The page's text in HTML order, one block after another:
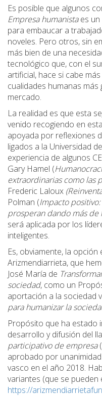
Es posible que algunos
Empresa humanistaes
para embaucar a
noveles. Pero otros, sin
más bien de una
tecnológico que, con el
artificial, hace si cabe
cualidades humanas
mercado.
La realidad es que esta
venido recogiendo en
apoyada por reflexiones
ligados a la Universidad
experiencia de algunos
Gary Hamel (
extraordinarias como las
Frederic Laloux
Polman (Impacto
prosperan dando más
será aplicada por los
inteligentes.
Es, obviamente, la
Arizmendiarrieta, que
José María de
sociedad, como un
aportación a la sociedad
para humanizar la
Propósito que ha estado
desarrollo y difusión del
participativo de empresa
aprobado por
vasco en el año 2018.
variantes (que se
https://